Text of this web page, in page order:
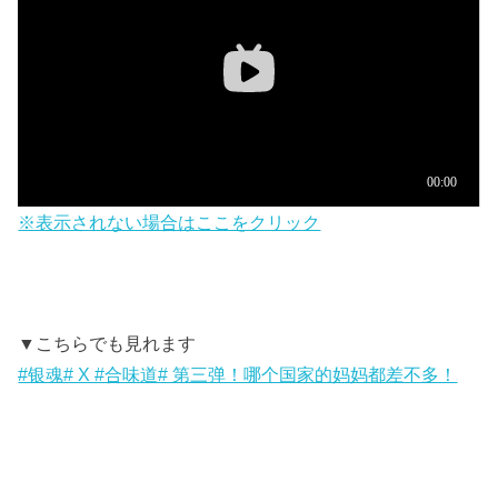
※表示されない場合はここをクリック
▼こちらでも見れます
#银魂# X #合味道# 第三弹！哪个国家的妈妈都差不多！